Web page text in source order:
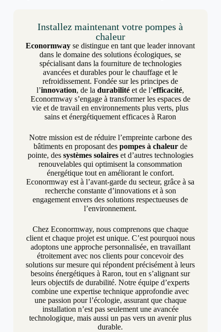
Installez maintenant votre pompes à
chaleur
Econormway se distingue en tant que leader innovant
dans le domaine des solutions écologiques, se
spécialisant dans la fourniture de technologies
avancées et durables pour le chauffage et le
refroidissement. Fondée sur les principes de
l’innovation, de ladurabilité et de l’efficacité,
Econormway s’engage à transformer les espaces de
vie et de travail en environnements plus verts, plus
sains et énergétiquement efficaces à Raron
Notre mission est de réduire l’empreinte carbone des
bâtiments en proposant des pompes à chaleurde
pointe, des systèmes solaireset d’autres technologies
renouvelables qui optimisent la consommation
énergétique tout en améliorant le confort.
Econormway est à l’avant-garde du secteur, grâce à sa
recherche constante d’innovations et à son
engagement envers des solutions respectueuses de
l’environnement.
Chez Econormway, nous comprenons que chaque
client et chaque projet est unique. C’est pourquoi nous
adoptons une approche personnalisée, en travaillant
étroitement avec nos clients pour concevoir des
solutions sur mesure qui répondent précisément à leurs
besoins énergétiques à Raron, tout en s’alignant sur
leurs objectifs de durabilité. Notre équipe d’experts
combine une expertise technique approfondie avec
une passion pour l’écologie, assurant que chaque
installation n’est pas seulement une avancée
technologique, mais aussi un pas vers un avenir plus
durable.